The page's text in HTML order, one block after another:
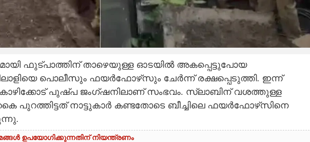
ഫുട്‌പാത്തിന് താഴെയുള്ള ഓടയിൽ അകപ്പെട്ടുപോയ
പൊലീസും ഫയർഫോഴ്‌സും ചേർന്ന് രക്ഷപ്പെടുത്തി. ഇന്ന്
പുഷ്‌പ ജംഗ്‌ഷനിലാണ് സംഭവം. സ്ലാബിന് വശത്തുള്ള
പുറത്തിട്ടത് നാട്ടുകാർ കണ്ടതോടെ ബീച്ചിലെ ഫയർഫോഴ്‌സിനെ
ഉപയോഗിക്കുന്നതിന് നിയന്ത്രണം